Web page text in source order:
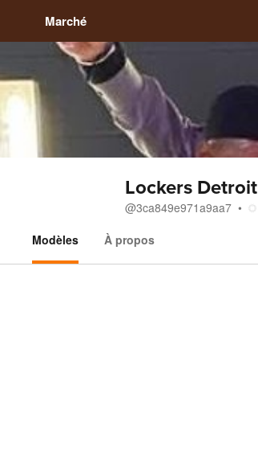
Marché
Lockers Detroit
@3ca849e971a9aa7
Modèles
À propos